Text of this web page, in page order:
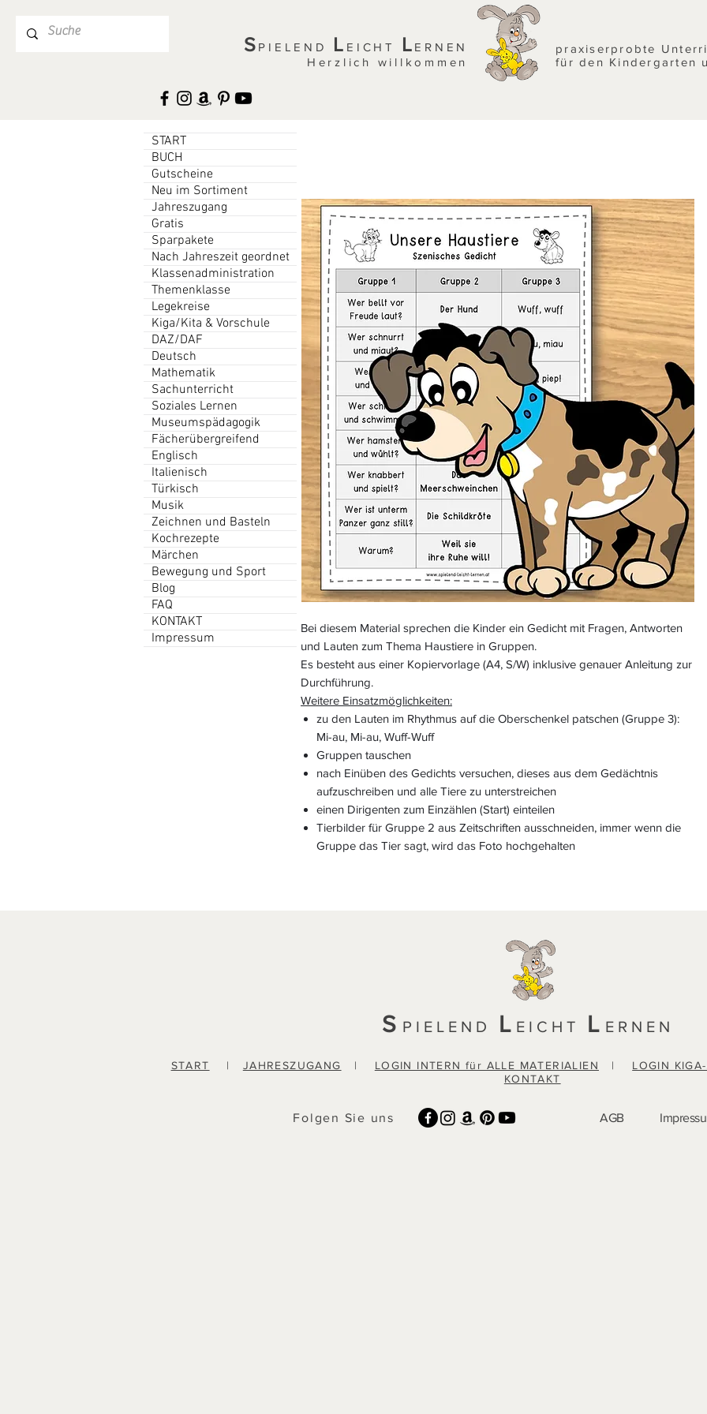
S PIELEND L EICHT L ERNEN
Herzlich willkommen
praxiserprobte
für den Kindergarten
Bei diesem Material sprechen die Kinder ein Gedicht mit Fragen, Antworten
und Lauten zum Thema Haustiere in Gruppen.
Es besteht aus einer Kopiervorlage (A4, S/W) inklusive genauer Anleitung zur
Durchführung.
Weitere Einsatzmöglichkeiten:
zu den Lauten im Rhythmus auf die Oberschenkel patschen (Gruppe 3):
Mi-au, Mi-au, Wuff-Wuff
Gruppen tauschen
nach Einüben des Gedichts versuchen, dieses aus dem Gedächtnis
aufzuschreiben und alle Tiere zu unterstreichen
einen Dirigenten zum Einzählen (Start) einteilen
Tierbilder für Gruppe 2 aus Zeitschriften ausschneiden, immer wenn die
Gruppe das Tier sagt, wird das Foto hochgehalten
START
BUCH
Gutscheine
Neu im Sortiment
Jahreszugang
Gratis
Sparpakete
Nach Jahreszeit geordnet
Klassenadministration
Themenklasse
Legekreise
Kiga/Kita & Vorschule
DAZ/DAF
Deutsch
Mathematik
Sachunterricht
Soziales Lernen
Museumspädagogik
Fächerübergreifend
Englisch
Italienisch
Türkisch
Musik
Zeichnen und Basteln
Kochrezepte
Märchen
Bewegung und Sport
Blog
FAQ
KONTAKT
Impressum
S PIELEND L EICHT L ERNEN
START | JAHRESZUGANG | LOGIN INTERN für ALLE MATERIALIEN | LOGIN
KONTAKT
Folgen Sie uns AGB